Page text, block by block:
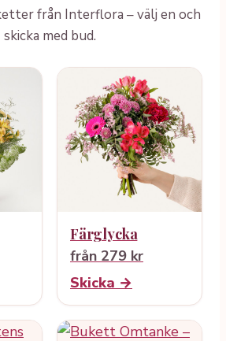
från Interflora – välj en och
skicka med bud.
Färglycka
från 279 kr
Skicka →